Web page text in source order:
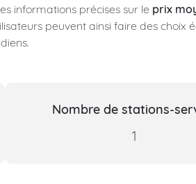
informations précises sur le prix
peuvent ainsi faire des choix
Nombre de stations-
1